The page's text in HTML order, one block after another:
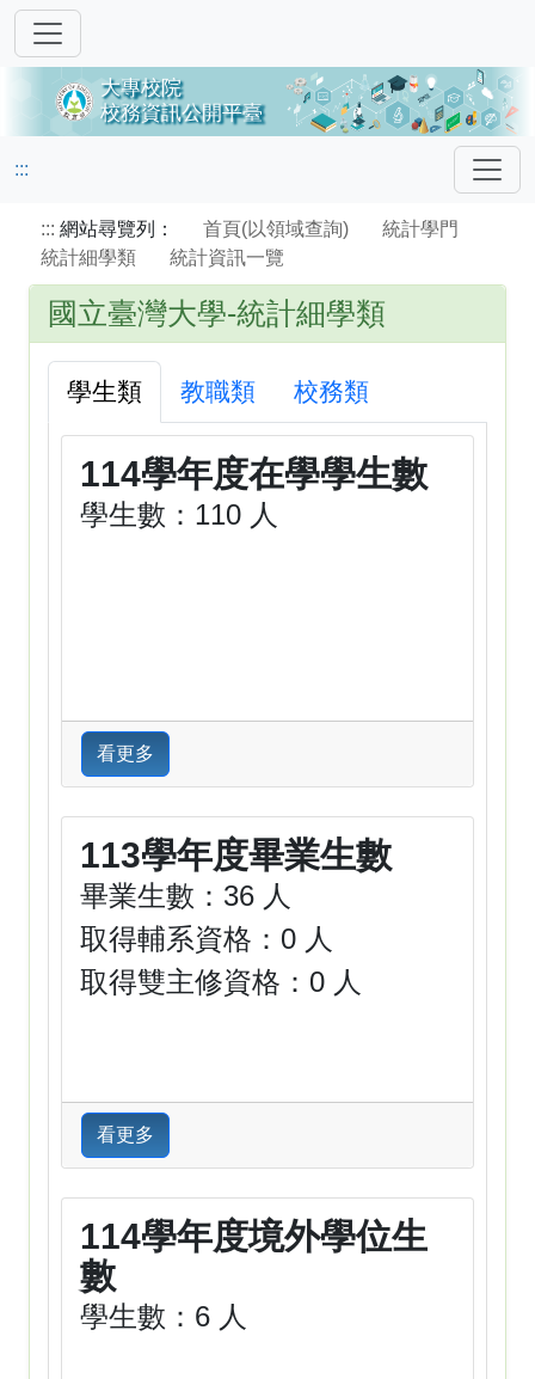
:::
::: 網站尋覽列： 首頁(以領域查詢)
統計學門
統計細學類
統計資訊一覽
國立臺灣大學-統計細學類
學生類 教職類 校務類
114學年度在學學生數
學生數：110 人
看更多
113學年度畢業生數
畢業生數：36 人
取得輔系資格：0 人
取得雙主修資格：0 人
看更多
114學年度境外學位生
數
學生數：6 人